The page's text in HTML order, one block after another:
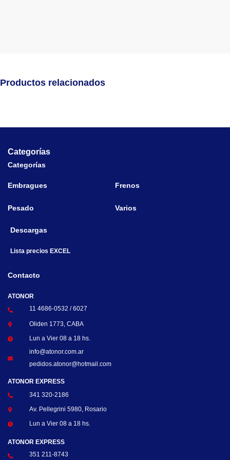
Productos relacionados
Categorías
Categorías
Embragues Frenos
Pesado Varios
Descargas
Lista precios EXCEL
Contacto
ATONOR
11 4686-0532 / 6027
Oliden 1773, CABA
Lun a Vier 08 a 18 hs.
info@atonor.com.ar
pedidos.atonor@hotmail.com
ATONOR EXPRESS
341 320-2186
Av. Pellegrini 5980, Rosario
Lun a Vier 08 a 18 hs.
ATONOR EXPRESS
351 211-8743